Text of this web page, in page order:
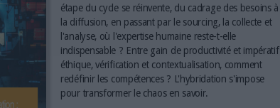
étape du cycle se réinvente, du cadrage des besoins à
la diffusion, en passant par le sourcing, la collecte et
l'analyse, où l'expertise humaine reste-t-elle
indispensable ? Entre gain de productivité et impératif
éthique, vérification et contextualisation, comment
redéfinir les compétences ? L'hybridation s'impose
pour transformer le chaos en savoir.